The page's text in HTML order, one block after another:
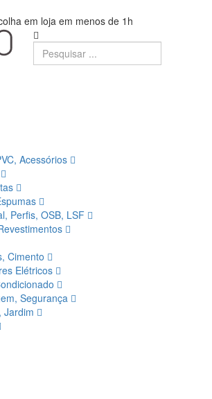
em loja em menos de 1h
Acessórios
Perfis, OSB, LSF
Cimento
Elétricos
Segurança
Jardim